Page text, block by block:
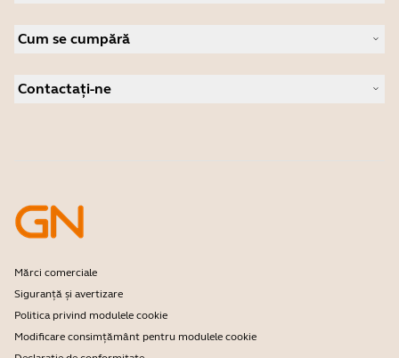
Știri și comunicate de presă
Citiți blogul nostru
Studii de caz
Boxe cu microfon
Camere personale
Software
Cum se cumpără
Contactați-ne
Mărci comerciale
Siguranță și avertizare
Politica privind modulele cookie
Modificare consimțământ pentru modulele cookie